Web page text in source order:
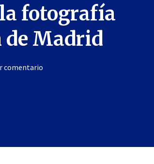
fotografía
de Madrid
comentario